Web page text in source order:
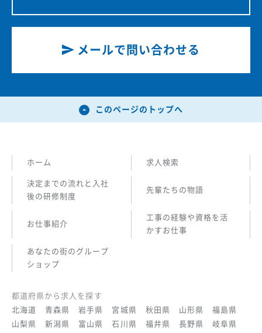
メールで問い合わせる
このページのトップへ
ホーム 求人検索
決定までの流れと入社
後の研修制度
先輩たちの物語
お仕事紹介
工事の経験や資格を活
かすお仕事
あなたの街のグループ
ショップ
都道府県から求人を探す
北海道
青森県 岩手県 宮城県 秋田県 山形県
福島県
山梨県
新潟県 富山県 石川県 福井県 長野県
岐阜県